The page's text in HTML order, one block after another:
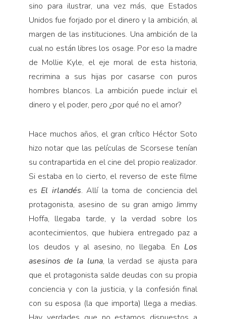
sino para ilustrar, una vez más, que Estados
Unidos fue forjado por el dinero y la ambición, al
margen de las instituciones. Una ambición de la
cual no están libres los osage. Por eso la madre
de Mollie Kyle, el eje moral de esta historia,
recrimina a sus hijas por casarse con puros
hombres blancos. La ambición puede incluir el
dinero y el poder, pero ¿por qué no el amor?
Hace muchos años, el gran crítico Héctor Soto
hizo notar que las películas de Scorsese tenían
su contrapartida en el cine del propio realizador.
Si estaba en lo cierto, el reverso de este filme
es El irlandés. Allí la toma de conciencia del
protagonista, asesino de su gran amigo Jimmy
Hoffa, llegaba tarde, y la verdad sobre los
acontecimientos, que hubiera entregado paz a
los deudos y al asesino, no llegaba. En Los
asesinos de la luna, la verdad se ajusta para
que el protagonista salde deudas con su propia
conciencia y con la justicia, y la confesión final
con su esposa (la que importa) llega a medias.